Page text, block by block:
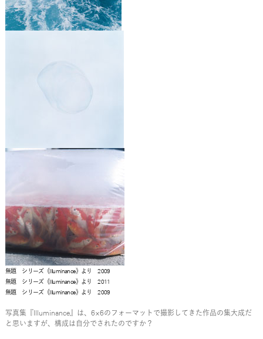
無題 シリーズ《Illuminance》より 2009
無題 シリーズ《Illuminance》より 2011
無題 シリーズ《Illuminance》より 2009
写真集『Illuminance』は、6×6のフォーマットで撮影してきた作品の集大成だ
と思いますが、構成は自分でされたのですか？